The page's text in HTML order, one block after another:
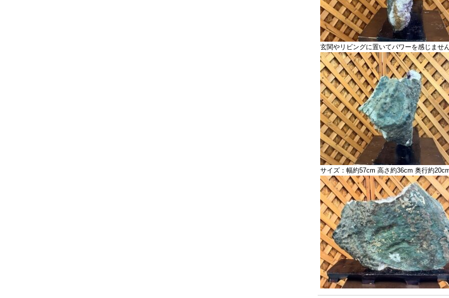
玄関やリビングに置いてパワーを感じませ
サイズ：幅約57cm 高さ約36cm 奥行約